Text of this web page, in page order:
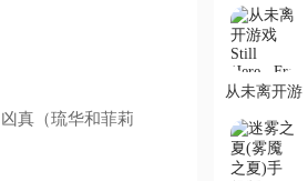
真（琉华和菲莉
从未离开游
Here...Free